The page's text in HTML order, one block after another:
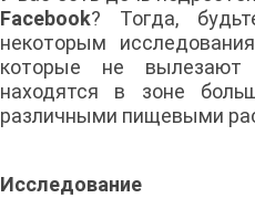
Facebook? Тогда,
некоторым
которые не вылезают
находятся в зоне
различными пищевыми
Исследование